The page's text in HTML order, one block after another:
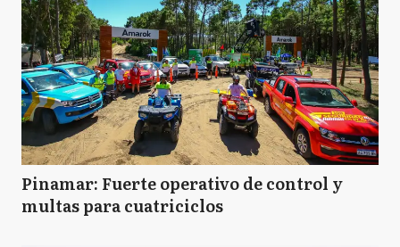
Pinamar: Fuerte operativo de control y
multas para cuatriciclos